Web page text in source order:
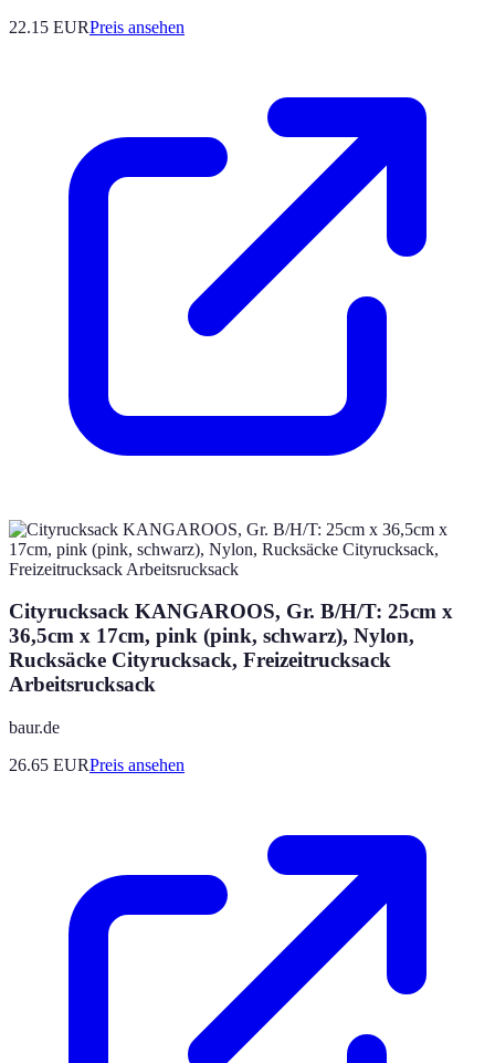
22.15 EURPreis ansehen
Cityrucksack KANGAROOS, Gr. B/H/T: 25cm x
36,5cm x 17cm, pink (pink, schwarz), Nylon,
Rucksäcke Cityrucksack, Freizeitrucksack
Arbeitsrucksack
baur.de
26.65 EURPreis ansehen